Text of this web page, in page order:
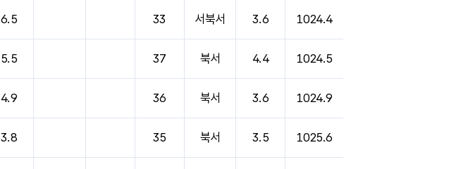
6.5 33 서북서 3.6 1024.4
5.5 37 북서 4.4 1024.5
4.9 36 북서 3.6 1024.9
3.8 35 북서 3.5 1025.6